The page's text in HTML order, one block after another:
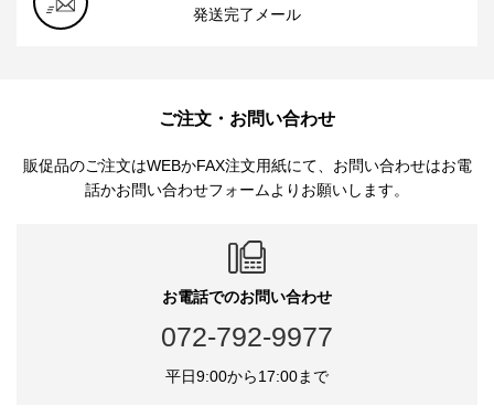
発送完了メール
ご注文・お問い合わせ
販促品のご注文はWEBかFAX注文用紙にて、お問い合わせはお電
話かお問い合わせフォームよりお願いします。
お電話でのお問い合わせ
072-792-9977
平日9:00から17:00まで